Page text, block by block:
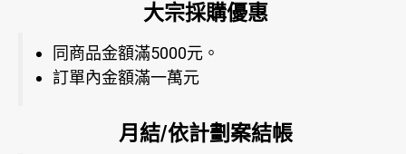
大宗採購優惠
同商品金額滿5000元。
訂單內金額滿一萬元
月結/依計劃案結帳